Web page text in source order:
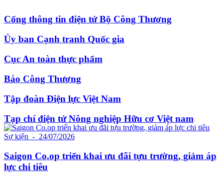
Cổng thông tin điện tử Bộ Công Thương
Ủy ban Cạnh tranh Quốc gia
Cục An toàn thực phẩm
Báo Công Thương
Tập đoàn Điện lực Việt Nam
Tạp chí điện tử Nông nghiệp Hữu cơ Việt nam
Sự kiện - 24/07/2026
Saigon Co.op triển khai ưu đãi tựu trường, giảm áp
lực chi tiêu